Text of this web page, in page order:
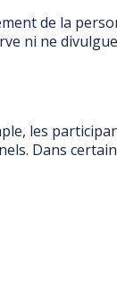
de la
ni ne
les
Dans